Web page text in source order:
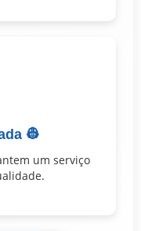
👷
um serviço